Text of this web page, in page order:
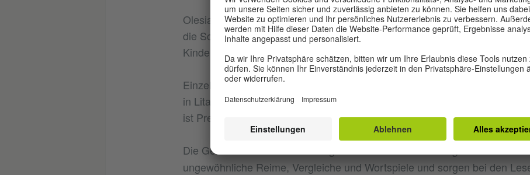
Olesia Mamchych ist eine ukrainische Autorin für Erwachsene und
die Schullehrpläne aufgenommen wurden. Sie hat drei Gedichtbände und
Kinderbücher geschrieben und arbeitet auch als Übersetzerin und
Einzelne Gedichte von Olesia Mamchych wurden in Literaturzeitschriften
in Litauen, Lettland, Belarus, Großbritannien, Polen und Israel
ist Preisträgerin des BookForum Best Book Awards 2021.
Die Gedichte aus der Sammlung für Kinder
ungewöhnliche Reime, Vergleiche und Wortspiele und sorgen bei den